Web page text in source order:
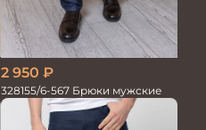
2 950 ₽
328155/6-567 Брюки мужские